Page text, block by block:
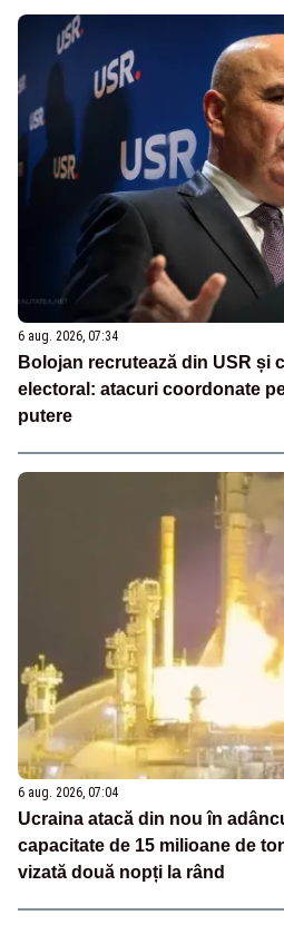
6 aug. 2026, 07:34
Bolojan recrutează din USR și
electoral: atacuri coordonate
putere
6 aug. 2026, 07:04
Ucraina atacă din nou în
capacitate de 15 milioane de
vizată două nopți la rând